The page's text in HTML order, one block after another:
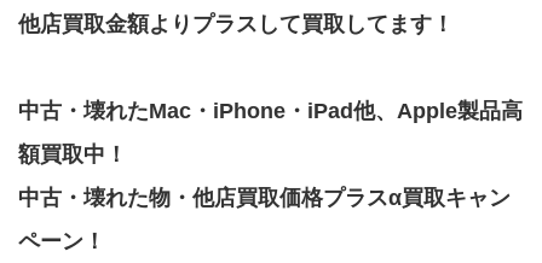
他店買取金額よりプラスして買取してます！
中古・壊れたMac・iPhone・iPad他、Apple製品高
額買取中！
中古・壊れた物・他店買取価格プラスα買取キャン
ペーン！